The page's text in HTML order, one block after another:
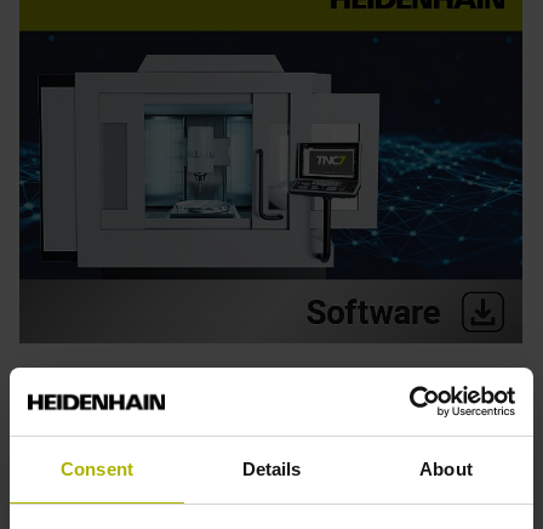
Consent Details About
Process Tracking Interface
Vereinfachung der Qualitätssicherung